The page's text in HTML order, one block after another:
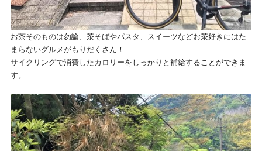
お茶そのものは勿論、茶そばやパスタ、スイーツなどお茶好きにはた
まらないグルメがもりだくさん！
サイクリングで消費したカロリーをしっかりと補給することができま
す。